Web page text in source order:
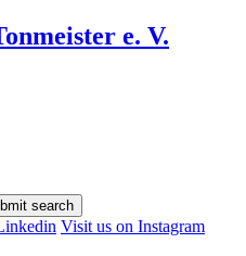
e. V.
search
Visit us on Instagram